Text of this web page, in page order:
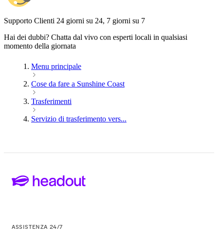
Supporto Clienti 24 giorni su 24, 7 giorni su 7
Hai dei dubbi? Chatta dal vivo con esperti locali in qualsiasi
momento della giornata
Menu principale
Cose da fare a Sunshine Coast
Trasferimenti
Servizio di trasferimento vers...
ASSISTENZA 24/7